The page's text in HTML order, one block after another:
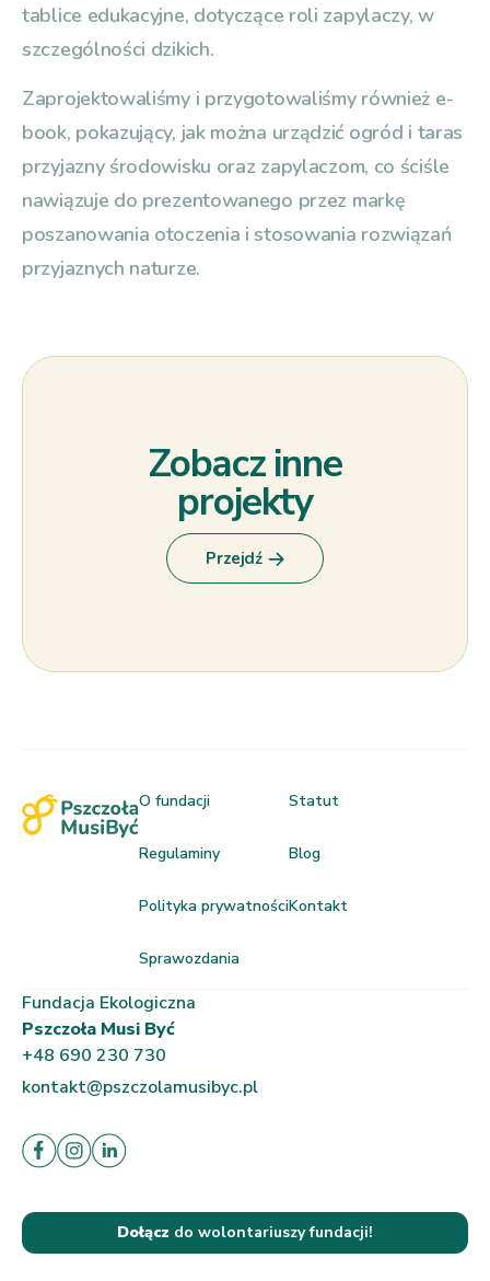
tablice edukacyjne, dotyczące roli zapylaczy, w
szczególności dzikich.
Zaprojektowaliśmy i przygotowaliśmy również e-
book, pokazujący, jak można urządzić ogród i taras
przyjazny środowisku oraz zapylaczom, co ściśle
nawiązuje do prezentowanego przez markę
poszanowania otoczenia i stosowania rozwiązań
przyjaznych naturze.
Zobacz inne
projekty
Przejdź
O fundacji
Regulaminy
Polityka prywatności
Sprawozdania
Statut
Blog
Kontakt
Fundacja Ekologiczna
Pszczoła Musi Być
+48 690 230 730
kontakt@pszczolamusibyc.pl
Dołącz do wolontariuszy fundacji!